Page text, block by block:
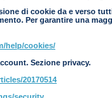
di cookie da e verso
Per garantire una
help/cookies/
Sezione privacy.
20170514